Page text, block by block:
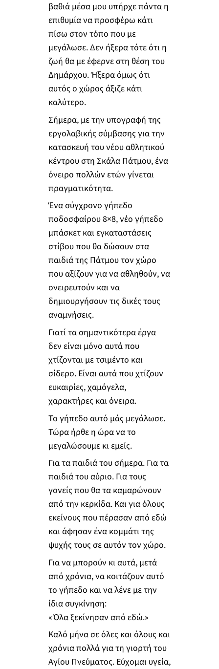
βαθιά μέσα μου υπήρχε πάντα η
επιθυμία να προσφέρω κάτι
πίσω στον τόπο που με
μεγάλωσε. Δεν ήξερα τότε ότι η
ζωή θα με έφερνε στη θέση του
Δημάρχου. Ήξερα όμως ότι
αυτός ο χώρος άξιζε κάτι
καλύτερο.
Σήμερα, με την υπογραφή της
εργολαβικής σύμβασης για την
κατασκευή του νέου αθλητικού
κέντρου στη Σκάλα Πάτμου, ένα
όνειρο πολλών ετών γίνεται
πραγματικότητα.
Ένα σύγχρονο γήπεδο
ποδοσφαίρου 8×8, νέο γήπεδο
μπάσκετ και εγκαταστάσεις
στίβου που θα δώσουν στα
παιδιά της Πάτμου τον χώρο
που αξίζουν για να αθληθούν, να
ονειρευτούν και να
δημιουργήσουν τις δικές τους
αναμνήσεις.
Γιατί τα σημαντικότερα έργα
δεν είναι μόνο αυτά που
χτίζονται με τσιμέντο και
σίδερο. Είναι αυτά που χτίζουν
ευκαιρίες, χαμόγελα,
χαρακτήρες και όνειρα.
Το γήπεδο αυτό μάς μεγάλωσε.
Τώρα ήρθε η ώρα να το
μεγαλώσουμε κι εμείς.
Για τα παιδιά του σήμερα. Για τα
παιδιά του αύριο. Για τους
γονείς που θα τα καμαρώνουν
από την κερκίδα. Και για όλους
εκείνους που πέρασαν από εδώ
και άφησαν ένα κομμάτι της
ψυχής τους σε αυτόν τον χώρο.
Για να μπορούν κι αυτά, μετά
από χρόνια, να κοιτάζουν αυτό
το γήπεδο και να λένε με την
ίδια συγκίνηση:
«Όλα ξεκίνησαν από εδώ.»
Καλό μήνα σε όλες και όλους και
χρόνια πολλά για τη γιορτή του
Αγίου Πνεύματος. Εύχομαι υγεία,